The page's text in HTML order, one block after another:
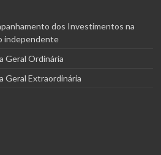
dos Investimentos na
independente
Geral Ordinária
Geral Extraordinária